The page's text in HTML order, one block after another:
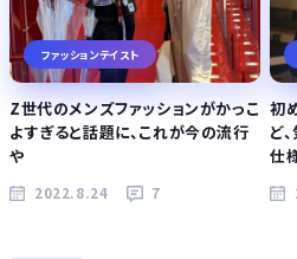
ファッションテイスト
Z世代のメンズファッションがかっこ
よすぎると話題に、これが今の流行
や
2022.8.24 7
初
ど
仕